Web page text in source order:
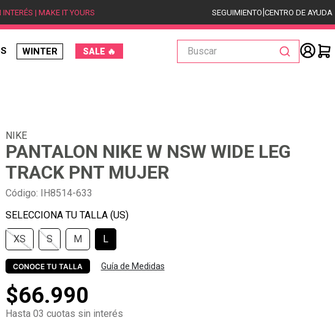
| MAKE IT YOURS SEGUIMIENTO|CENTRO DE AYUDA
WINTER SALE 🔥
Buscar
NIKE
PANTALON NIKE W NSW WIDE LEG
TRACK PNT MUJER
Código: IH8514-633
XS S M L
CONOCE TU TALLA Guía de Medidas
$66.990
Hasta 03 cuotas sin interés